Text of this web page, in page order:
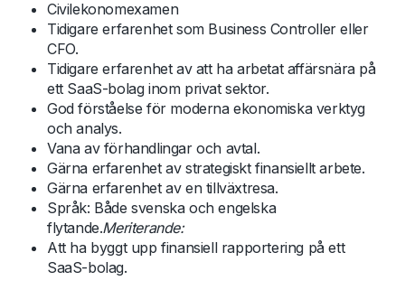
Civilekonomexamen
Tidigare erfarenhet som Business Controller eller
CFO.
Tidigare erfarenhet av att ha arbetat affärsnära på
ett SaaS-bolag inom privat sektor.
God förståelse för moderna ekonomiska verktyg
och analys.
Vana av förhandlingar och avtal.
Gärna erfarenhet av strategiskt finansiellt arbete.
Gärna erfarenhet av en tillväxtresa.
Språk: Både svenska och engelska
flytande.Meriterande:
Att ha byggt upp finansiell rapportering på ett
SaaS-bolag.